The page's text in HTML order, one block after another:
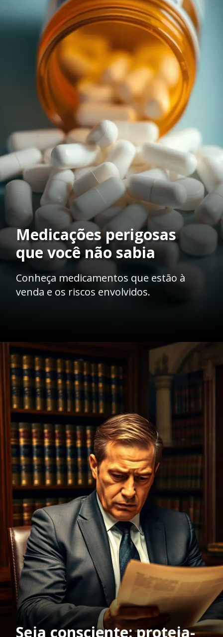
Medicações perigosas
que você não sabia
Conheça medicamentos que estão à
venda e os riscos envolvidos.
Opening
Seja consciente: proteja-